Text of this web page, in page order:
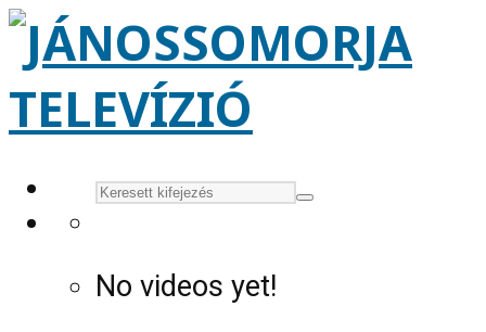
No videos yet!